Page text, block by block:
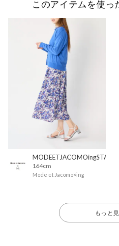
このアイテムを使っ
MODEETJACOMOingSTAFF
164cm
Mode et Jacomo×ing
もっと